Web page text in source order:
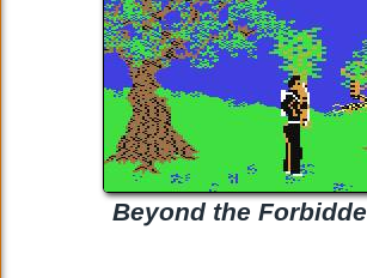
Beyond the